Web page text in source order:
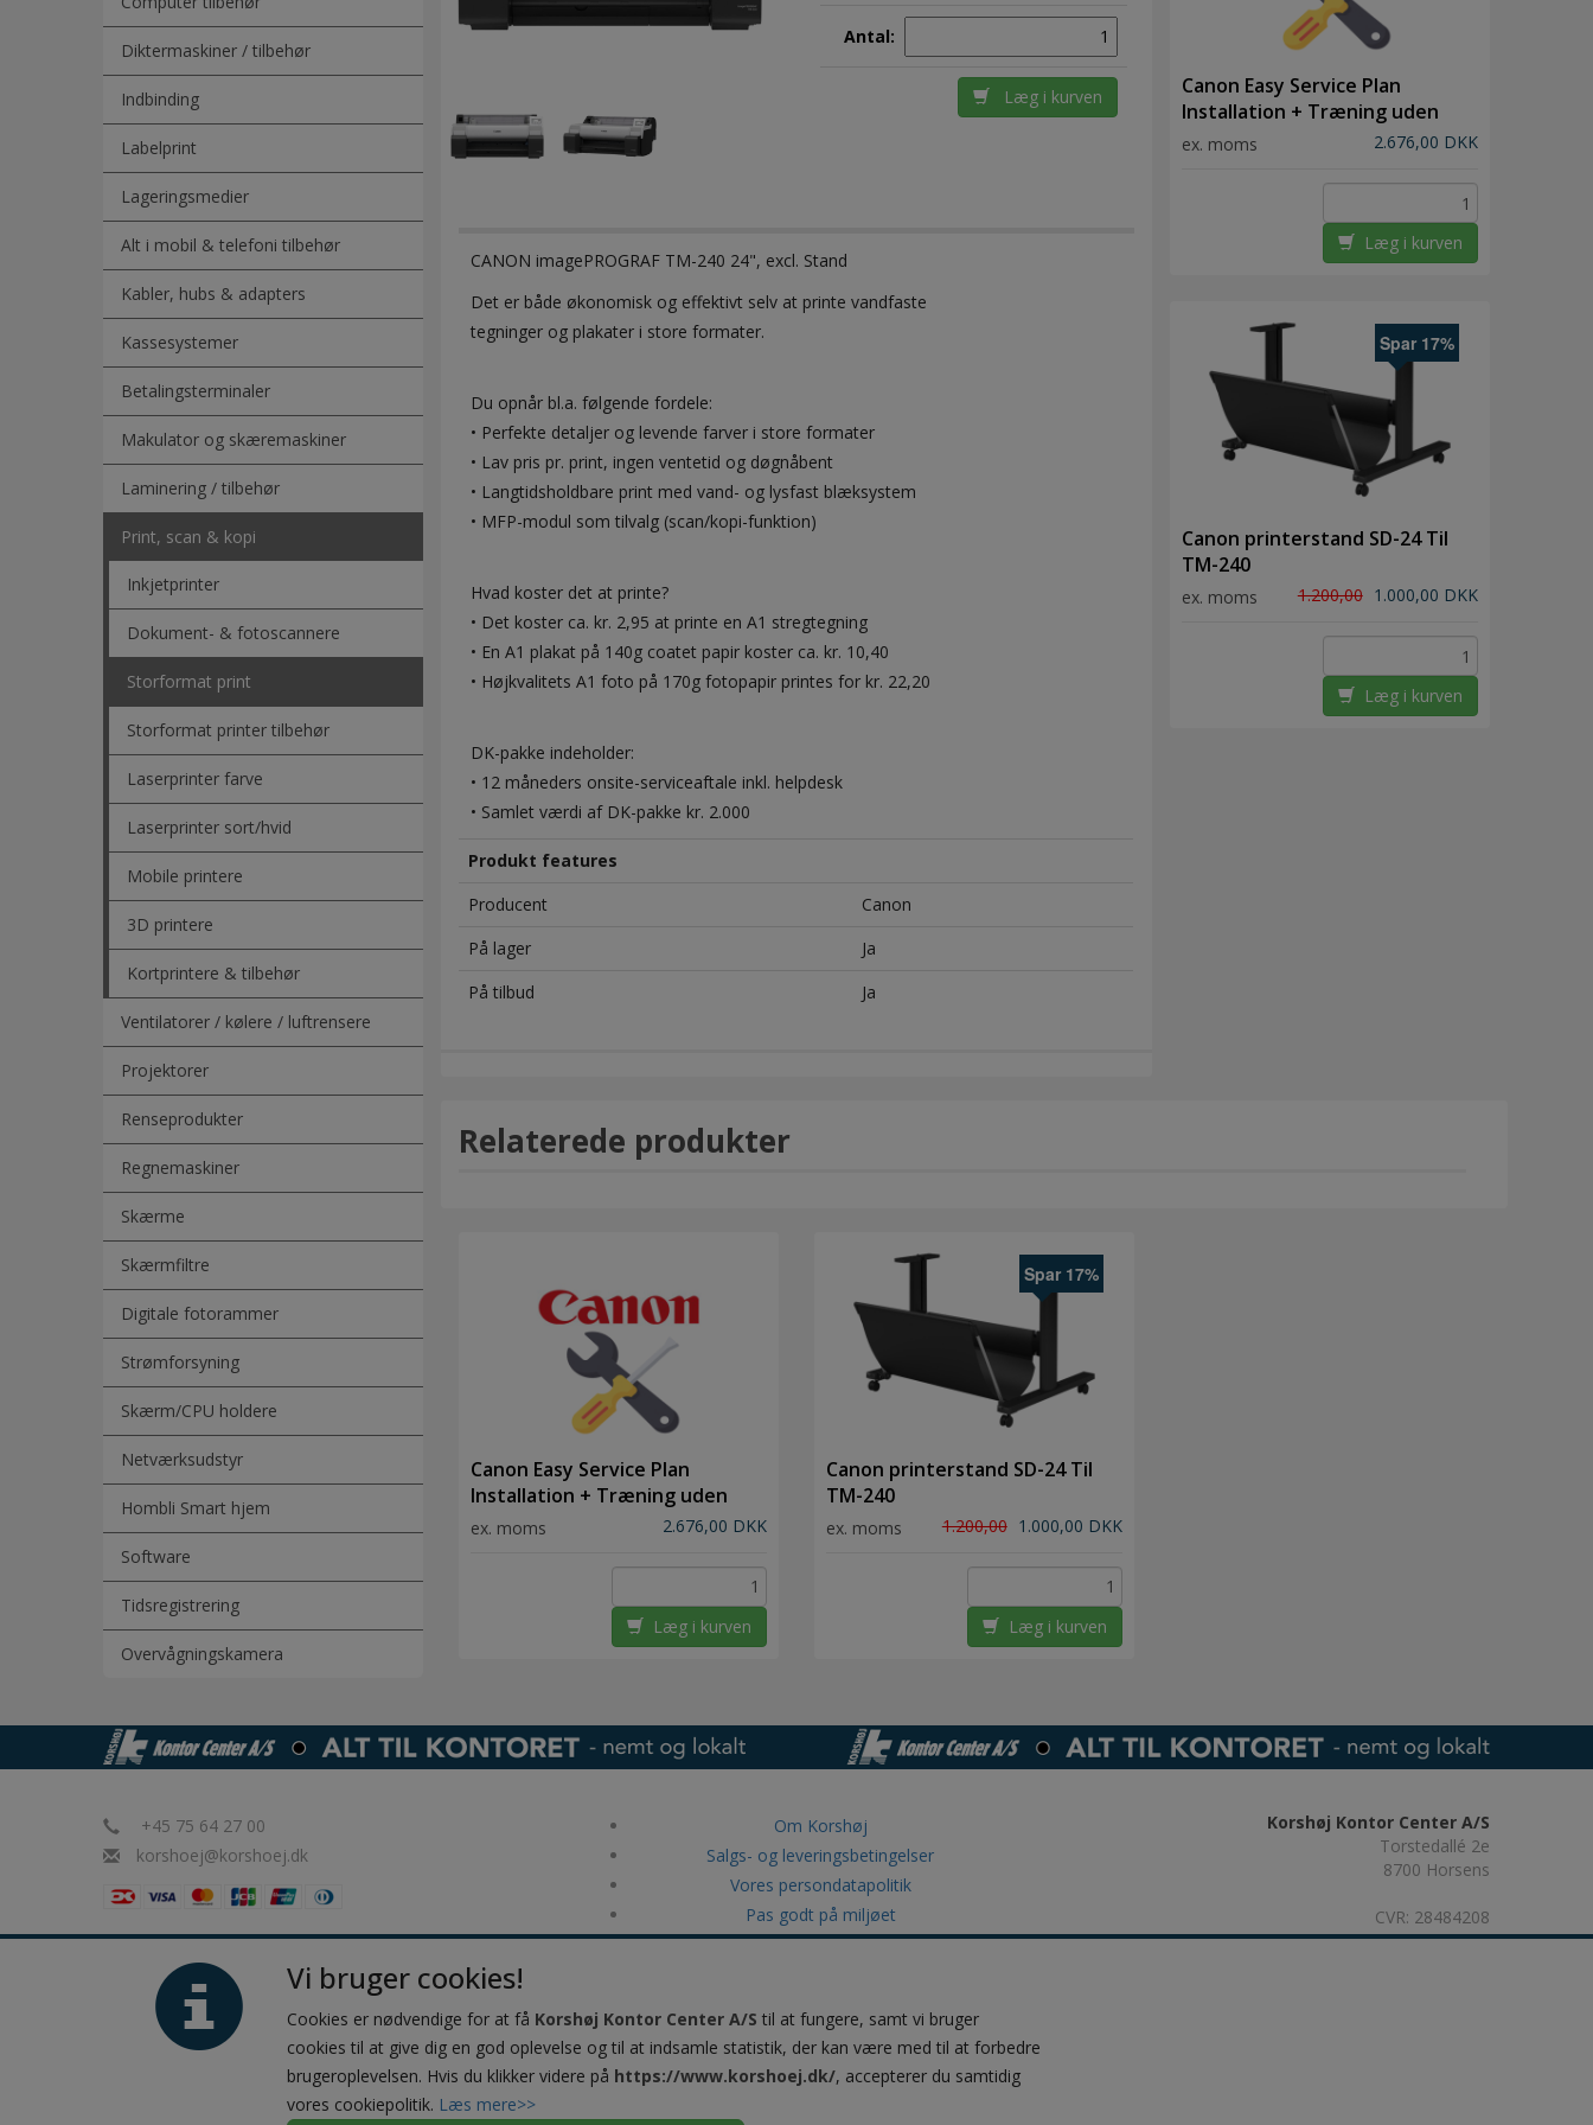
Diktermaskiner / tilbehør
Indbinding
Labelprint
Lageringsmedier
Alt i mobil & telefoni tilbehør
Kabler, hubs & adapters
Kassesystemer
Betalingsterminaler
Makulator og skæremaskiner
Laminering / tilbehør
Print, scan & kopi
Inkjetprinter
Dokument- & fotoscannere
Storformat print
Storformat printer tilbehør
Laserprinter farve
Laserprinter sort/hvid
Mobile printere
3D printere
Kortprintere & tilbehør
Ventilatorer / kølere / luftrensere
Projektorer
Renseprodukter
Regnemaskiner
Skærme
Skærmfiltre
Digitale fotorammer
Strømforsyning
Skærm/CPU holdere
Netværksudstyr
Hombli Smart hjem
Software
Tidsregistrering
Overvågningskamera
Antal:
Læg i kurven
CANON imagePROGRAF TM-240 24", excl. Stand
Det er både økonomisk og effektivt selv at printe vandfaste
tegninger og plakater i store formater.
Du opnår bl.a. følgende fordele:
• Perfekte detaljer og levende farver i store formater
• Lav pris pr. print, ingen ventetid og døgnåbent
• Langtidsholdbare print med vand- og lysfast blæksystem
• MFP-modul som tilvalg (scan/kopi-funktion)
Hvad koster det at printe?
• Det koster ca. kr. 2,95 at printe en A1 stregtegning
• En A1 plakat på 140g coatet papir koster ca. kr. 10,40
• Højkvalitets A1 foto på 170g fotopapir printes for kr. 22,20
DK-pakke indeholder:
• 12 måneders onsite-serviceaftale inkl. helpdesk
• Samlet værdi af DK-pakke kr. 2.000
Produkt features
Producent
Canon
På lager
Ja
På tilbud
Ja
Canon Easy Service Plan
Installation + Træning uden
samling af maskine
ex. moms 2.676,00 DKK
Læg i kurven
Spar 17%
Canon printerstand SD-24 Til
TM-240
ex. moms 1.200,00 1.000,00 DKK
Læg i kurven
Relaterede produkter
Canon Easy Service Plan
Installation + Træning uden
samling af maskine
ex. moms 2.676,00 DKK
Læg i kurven
Spar 17%
Canon printerstand SD-24 Til
TM-240
ex. moms 1.200,00 1.000,00 DKK
Læg i kurven
+45 75 64 27 00
korshoej@korshoej.dk
Om Korshøj
Salgs- og leveringsbetingelser
Vores persondatapolitik
Pas godt på miljøet
RollerMouse ergonomiske produkter
Luksus Chokolade & konfekture
Brother printere og printløsninger til
virksomheder
Korshøj Kontor Center A/S
Torstedallé 2e
8700 Horsens
CVR: 28484208
Vi bruger cookies!
Cookies er nødvendige for at få Korshøj Kontor Center A/S til at fungere, samt vi bruger
cookies til at give dig en god oplevelse og til at indsamle statistik, der kan være med til at forbedre
brugeroplevelsen. Hvis du klikker videre på https://www.korshoej.dk/, accepterer du samtidig
vores cookiepolitik. Læs mere>>